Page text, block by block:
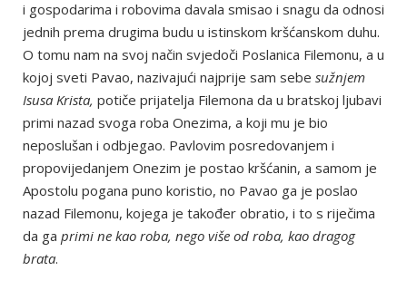
i gospodarima i robovima davala smisao i snagu da odnosi
jednih prema drugima budu u istinskom kršćanskom duhu.
O tomu nam na svoj način svjedoči Poslanica Filemonu, a u
kojoj sveti Pavao, nazivajući najprije sam sebe sužnjem
Isusa Krista, potiče prijatelja Filemona da u bratskoj ljubavi
primi nazad svoga roba Onezima, a koji mu je bio
neposlušan i odbjegao. Pavlovim posredovanjem i
propovijedanjem Onezim je postao kršćanin, a samom je
Apostolu pogana puno koristio, no Pavao ga je poslao
nazad Filemonu, kojega je također obratio, i to s riječima
da ga primi ne kao roba, nego više od roba, kao dragog
brata.